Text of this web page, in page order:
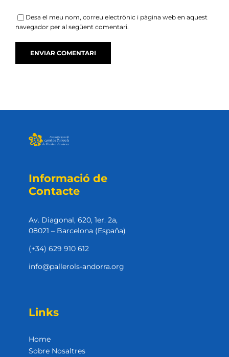
Desa el meu nom, correu electrònic i pàgina web en aquest
navegador per al següent comentari.
Informació de
Contacte
Av. Diagonal, 620, 1er. 2a,
08021 – Barcelona (Espaňa)
(+34) 629 910 612
info@pallerols-andorra.org
Links
Home
Sobre Nosaltres